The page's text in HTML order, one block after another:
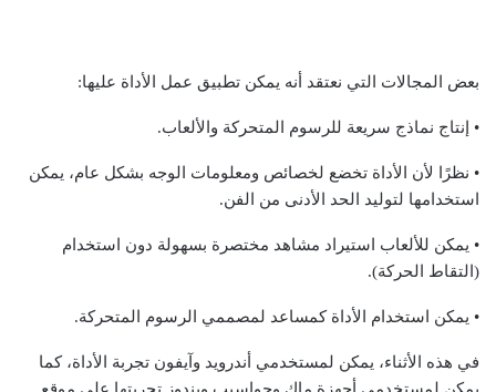
بعض المجالات التي نعتقد أنه يمكن تطبيق عمل الأداة عليها:
• إنتاج نماذج سريعة للرسوم المتحركة والألعاب.
• نظرًا لأن الأداة تخضع لخصائص ومعلومات الوجه بشكل عام، يمكن
استخدامها لتوليد الحد الأدنى من الفن.
• يمكن للألعاب استيراد مشاهد مختصرة بسهولة دون استخدام
(التقاط الحركة).
• يمكن استخدام الأداة كمساعد لمصممي الرسوم المتحركة.
في هذه الأثناء، يمكن لمستخدمي أندرويد وآيفون تجربة الأداة، كما